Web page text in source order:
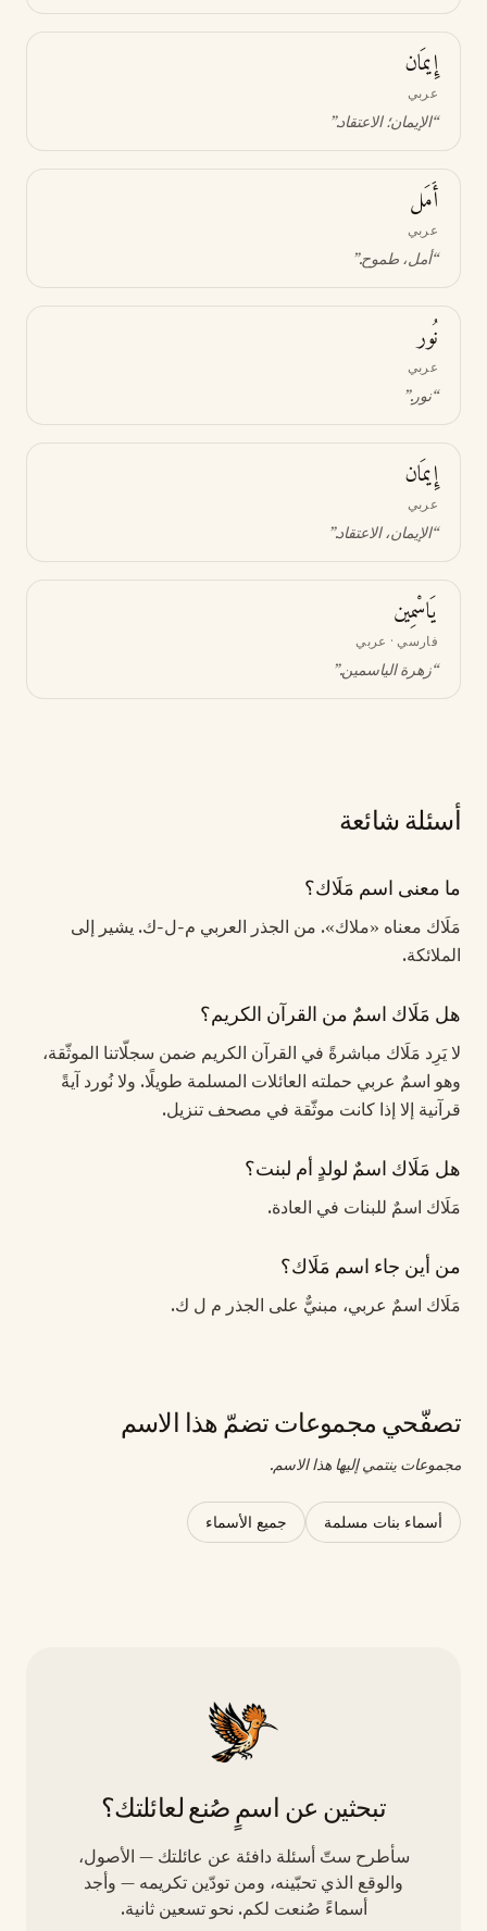
إِيمَان
عربي
“الإيمان؛ الاعتقاد.”
أَمَل
عربي
“أمل، طموح.”
نُور
عربي
“نور.”
إِيمَان
عربي
“الإيمان، الاعتقاد.”
يَاسْمِين
فارسي · عربي
“زهرة الياسمين.”
أسئلة شائعة
ما معنى اسم مَلَاك؟
مَلَاك معناه «ملاك». من الجذر العربي م-ل-ك. يشير إلى
الملائكة.
هل مَلَاك اسمٌ من القرآن الكريم؟
لا يَرِد مَلَاك مباشرةً في القرآن الكريم ضمن سجلّاتنا الموثّقة،
وهو اسمٌ عربي حملته العائلات المسلمة طويلًا. ولا نُورد آيةً
قرآنية إلا إذا كانت موثّقة في مصحف تنزيل.
هل مَلَاك اسمٌ لولدٍ أم لبنت؟
مَلَاك اسمٌ للبنات في العادة.
من أين جاء اسم مَلَاك؟
مَلَاك اسمٌ عربي، مبنيٌّ على الجذر م ل ك.
تصفّحي مجموعات تضمّ هذا الاسم
مجموعات ينتمي إليها هذا الاسم.
أسماء بنات مسلمة جميع الأسماء
تبحثين عن اسمٍ صُنع لعائلتك؟
سأطرح ستّ أسئلة دافئة عن عائلتك — الأصول،
والوقع الذي تحبّينه، ومن تودّين تكريمه — وأجد
أسماءً صُنعت لكم. نحو تسعين ثانية.